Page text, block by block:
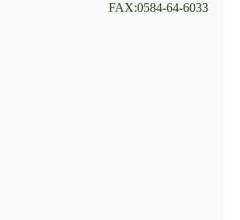
FAX:0584-64-6033